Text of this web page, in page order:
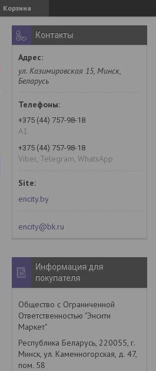
Корзина
Контакты
ул. Казимировская 15, Минск,
Беларусь
+375 (44) 757-98-18
A1
+375 (44) 757-98-18
Viber, Telegram, WhatsApp
encity.by
encity@bk.ru
Информация для
покупателя
Общество с Ограниченной
Ответственностью "Энсити
Маркет"
Республика Беларусь, 220055, г.
Минск, ул. Каменногорская, д. 47,
пом. 58